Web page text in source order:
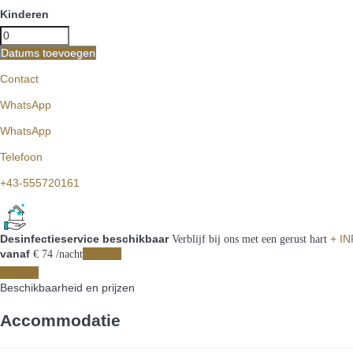
Kinderen
Datums toevoegen
Contact
WhatsApp
WhatsApp
Telefoon
+43-555720161
Desinfectieservice beschikbaar Verblijf bij ons met een gerust hart +
vanaf € 74 /nacht
Beschikbaarheid en prijzen
Accommodatie